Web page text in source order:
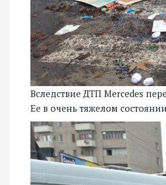
Вследствие ДТП Mercedes
Ее в очень тяжелом